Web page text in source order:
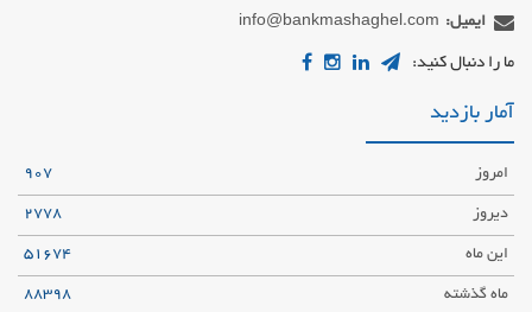
ایمیل: info@bankmashaghel.com
ما را دنبال کنید:
آمار بازدید
امروز 907
دیروز 2778
این ماه 51674
ماه گذشته 88398